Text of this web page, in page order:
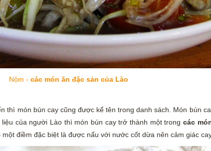
Nộm - các món ăn đặc sản của Lào
thì món bún cay cũng được kể tên trong danh sách. Món bún
của người Lào thì món bún cay trở thành một trong các
điềm đặc biệt là được nấu với nước cốt dừa nên cảm giác